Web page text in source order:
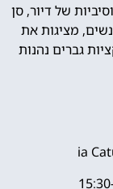
של דיור, סן
מציגות את
גברים נהנות
ia